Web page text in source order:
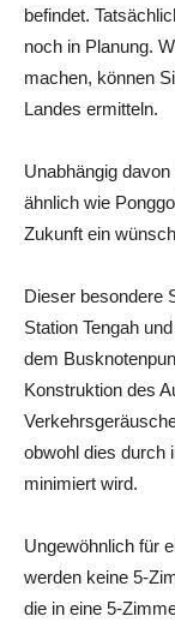
befindet.
noch in Planung.
machen, können
Landes ermitteln.
Unabhängig
ähnlich wie
Zukunft ein
Dieser besondere
Station Tengah
dem
Konstruktion des
obwohl dies durch
minimiert wird.
Ungewöhnlich für
werden keine 5-
die in eine 5-